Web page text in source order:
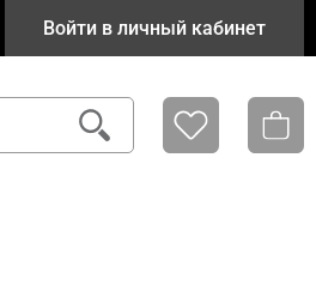
Войти в личный кабинет